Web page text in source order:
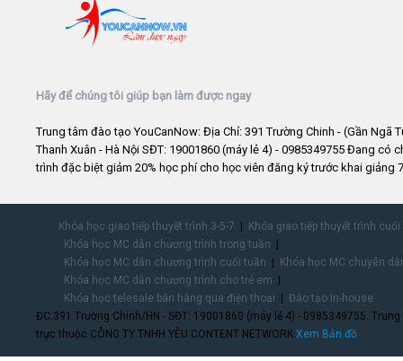
Hãy để chúng tôi giúp bạn làm được ngay
Trung tâm đào tạo YouCanNow: Địa Chỉ: 391 Trường Chinh - (Gần Ngã
Thanh Xuân - Hà Nội SĐT: 19001860 (máy lẻ 4) - 0985349755 Đang có
trình đặc biệt giảm 20% học phí cho học viên đăng ký trước khai giảng
Khóa học giao tiếp thuyết trình 3-5-7
Khóa giao tiếp thuyết trình
Khóa học MC dẫn chương trình trong tuần
Khóa học MC dẫn chương trình cuối tuần
Khóa học MC chuyên
Khóa học MC dẫn chương trình cho trẻ em
Khóa học telesale bán hàng qua điện thoại
Đào tạo In-house
ĐC:391 Trường Chinh/HN - SĐT: 19001860 (máy lẻ 4) - 0985349755.
trực thuộc CÔNG TY TNHH YÊU CONTENT NETWORK.Xem Bản đồ